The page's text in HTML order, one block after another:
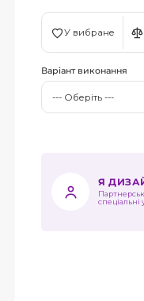
У вибране
Варіант виконання
Я
спеціальні